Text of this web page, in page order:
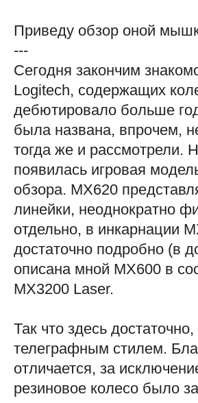
Приведу обзор оной
---
Сегодня закончим
Logitech, содержащих
дебютировало больше
была названа, впрочем,
тогда же и рассмотрели.
появилась игровая
обзора. MX620
линейки, неоднократно
отдельно, в инкарнации
достаточно подробно (в
описана мной MX600 в
MX3200 Laser.
Так что здесь
телеграфным стилем.
отличается, за
резиновое колесо было